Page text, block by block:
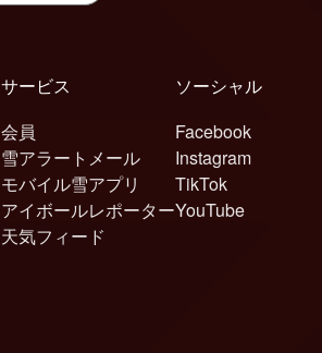
サービス
会員
雪アラートメール
モバイル雪アプリ
アイボールレポーター
天気フィード
ソーシャル
Facebook
Instagram
TikTok
YouTube